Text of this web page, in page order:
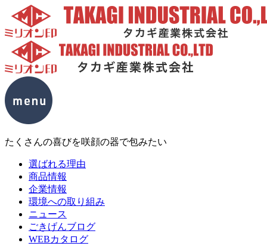
たくさんの喜びを咲顔の器で包みたい
選ばれる理由
商品情報
企業情報
環境への取り組み
ニュース
ごきげんブログ
WEBカタログ